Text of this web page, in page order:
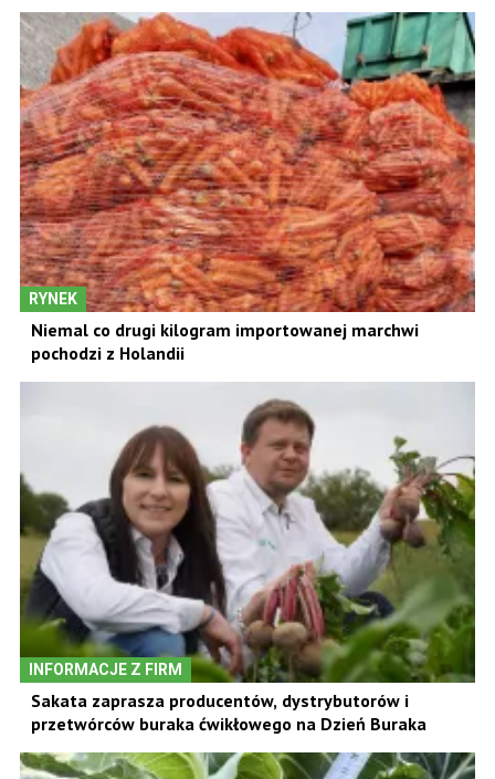
RYNEK
Niemal co drugi kilogram importowanej marchwi
pochodzi z Holandii
INFORMACJE Z FIRM
Sakata zaprasza producentów, dystrybutorów i
przetwórców buraka ćwikłowego na Dzień Buraka